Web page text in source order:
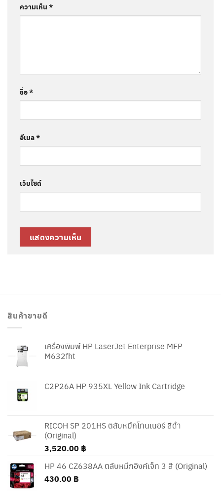
ความเห็น*
ชื่อ*
อีเมล*
เว็บไซต์
สินค้าขายดี
เครื่องพิมพ์ HP LaserJet Enterprise MFP
M632fht
C2P26A HP 935XL Yellow Ink Cartridge
RICOH SP 201HS ตลับหมึกโทนเนอร์ สีดำ
(Original)
3,520.00 ฿
HP 46 CZ638AA ตลับหมึกอิงค์เจ็ท 3 สี (Original)
430.00 ฿